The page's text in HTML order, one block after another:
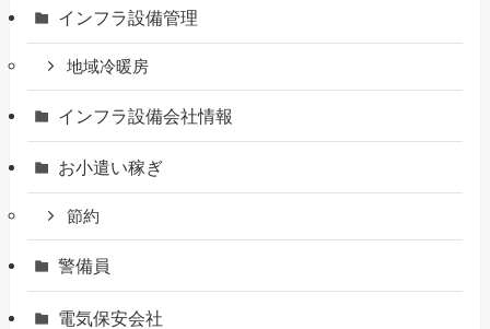
インフラ設備管理
地域冷暖房
インフラ設備会社情報
お小遣い稼ぎ
節約
警備員
電気保安会社